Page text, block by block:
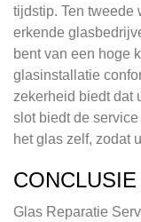
tijdstip. Ten tweede
erkende
bent van een hoge
glasinstallatie
zekerheid biedt dat
slot biedt de
het glas zelf, zodat
CONCLUSIE
Glas Reparatie